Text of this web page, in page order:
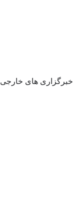
خبرگزاری های خارجی